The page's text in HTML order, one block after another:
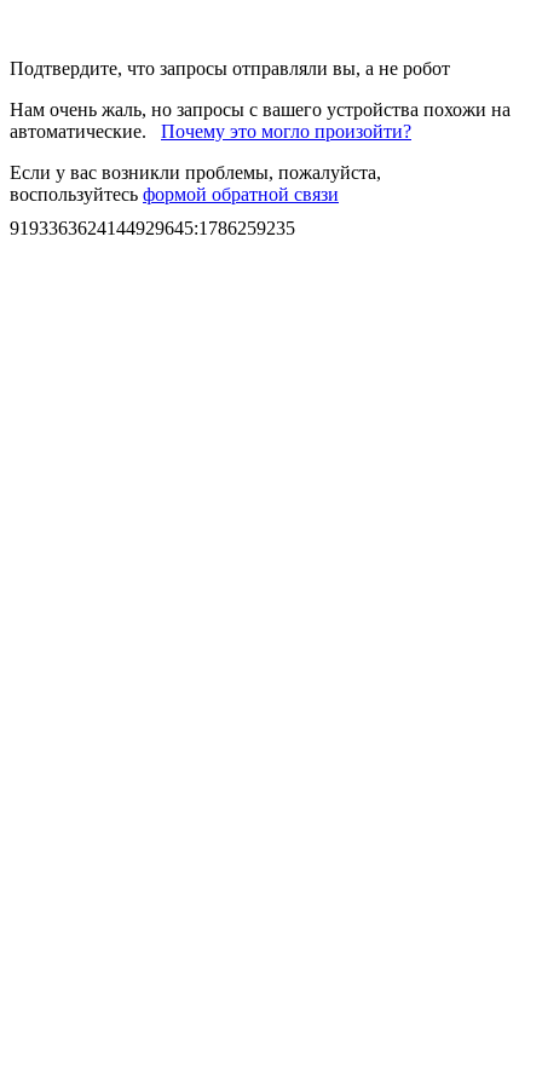
Подтвердите, что запросы отправляли вы, а не робот
Нам очень жаль, но запросы с вашего устройства похожи на
автоматические. Почему это могло произойти?
Если у вас возникли проблемы, пожалуйста,
воспользуйтесь формой обратной связи
9193363624144929645:1786259235